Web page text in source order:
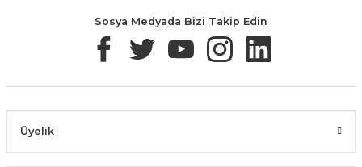
Sosya Medyada Bizi Takip Edin
Üyelik